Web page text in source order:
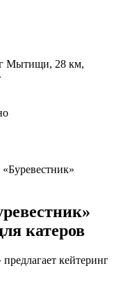
Мытищи, 28 км,
катеров